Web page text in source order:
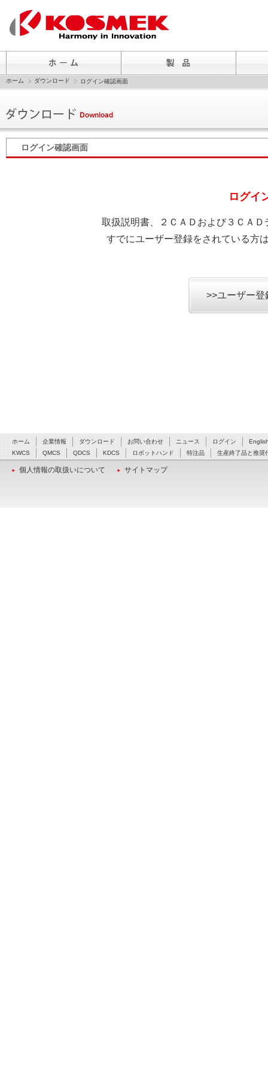
ホーム ダウンロード ログイン確認画面
ログイン確認画面
ログイ
取扱説明書、２ＣＡＤおよび３ＣＡ
すでにユーザー登録をされている方
>>ユーザー
ホーム 企業情報 ダウンロード お問い合わせ ニュース ログイン
KWCS
QMCS QDCS KDCS ロボットハンド 特注品 生産終了品と推奨
個人情報の取扱いについて サイトマップ